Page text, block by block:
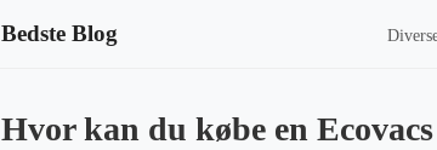
Bedste Blog
Hvor kan du købe en